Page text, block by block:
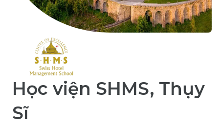
Học viện SHMS, Thụy
Sĩ